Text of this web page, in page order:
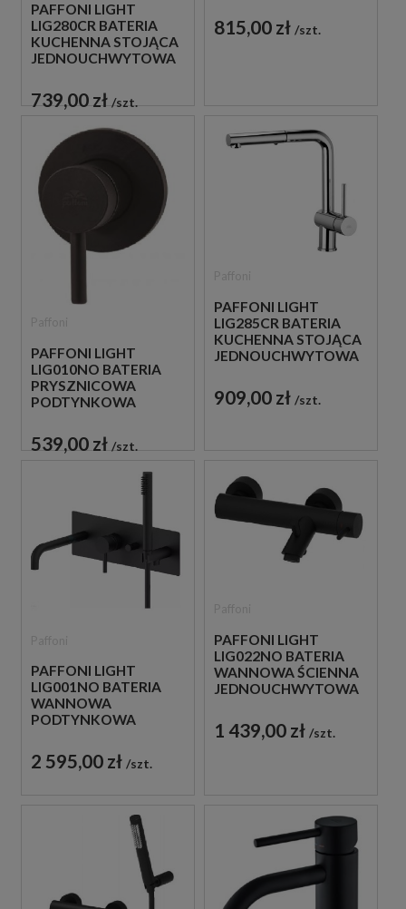
PAFFONI LIGHT
LIG280CR BATERIA
KUCHENNA STOJĄCA
JEDNOUCHWYTOWA
739,00 zł szt.
CZARNA
815,00 zł szt.
PAFFONI LIGHT
LIG010NO BATERIA
PRYSZNICOWA
PODTYNKOWA
CZARNA
539,00 zł szt.
PAFFONI LIGHT
LIG285CR BATERIA
KUCHENNA STOJĄCA
JEDNOUCHWYTOWA
909,00 zł szt.
PAFFONI LIGHT
LIG001NO BATERIA
WANNOWA
PODTYNKOWA
CZARNA
2 595,00 zł szt.
PAFFONI LIGHT
LIG022NO BATERIA
WANNOWA ŚCIENNA
JEDNOUCHWYTOWA
1 439,00 zł szt.